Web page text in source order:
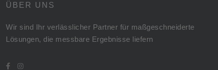
ÜBER UNS
Wir sind Ihr verlässlicher Partner für maßgeschneiderte
Lösungen, die messbare Ergebnisse liefern